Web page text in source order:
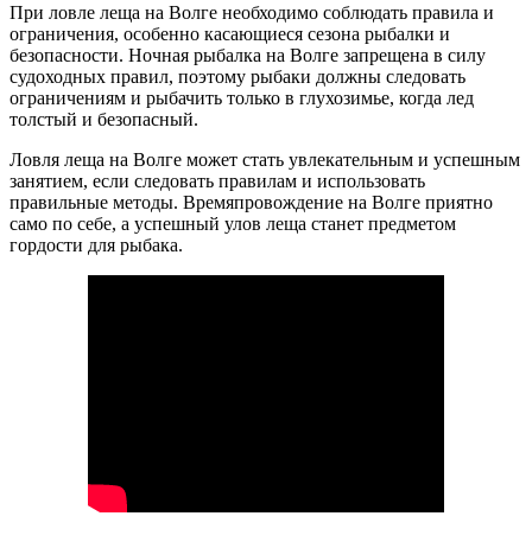
При ловле леща на Волге необходимо соблюдать правила и
ограничения, особенно касающиеся сезона рыбалки и
безопасности. Ночная рыбалка на Волге запрещена в силу
судоходных правил, поэтому рыбаки должны следовать
ограничениям и рыбачить только в глухозимье, когда лед
толстый и безопасный.
Ловля леща на Волге может стать увлекательным и успешным
занятием, если следовать правилам и использовать
правильные методы. Времяпровождение на Волге приятно
само по себе, а успешный улов леща станет предметом
гордости для рыбака.